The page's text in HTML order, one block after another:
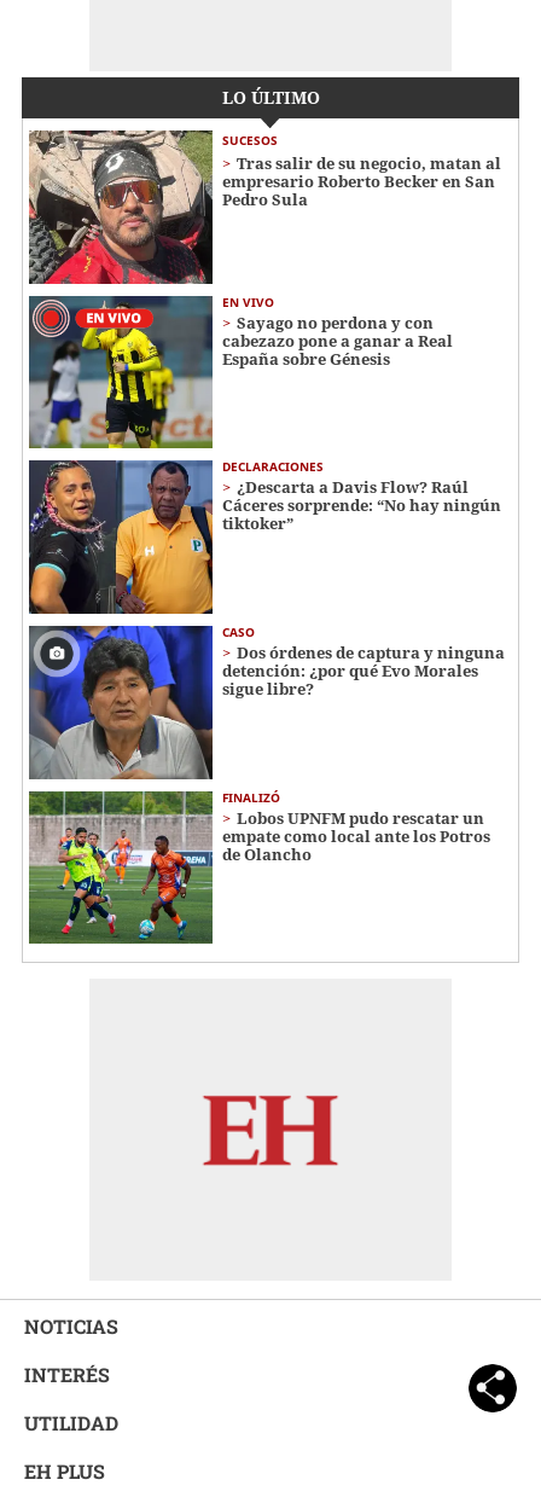
LO ÚLTIMO
SUCESOS
Tras salir de su negocio, matan al
empresario Roberto Becker en San
Pedro Sula
EN VIVO
Sayago no perdona y con
cabezazo pone a ganar a Real
España sobre Génesis
DECLARACIONES
¿Descarta a Davis Flow? Raúl
Cáceres sorprende: “No hay ningún
tiktoker”
CASO
Dos órdenes de captura y ninguna
detención: ¿por qué Evo Morales
sigue libre?
FINALIZÓ
Lobos UPNFM pudo rescatar un
empate como local ante los Potros
de Olancho
NOTICIAS
INTERÉS
UTILIDAD
EH PLUS